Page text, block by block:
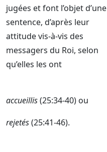
jugées et font l’objet d’une
sentence, d’après leur
attitude vis-à-vis des
messagers du Roi, selon
qu’elles les ont
accueillis(25:34-40) ou
rejetés(25:41-46).